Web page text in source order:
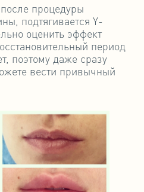
процедуры
подтягивается Y-
оценить эффект
период
поэтому даже сразу
вести привычный